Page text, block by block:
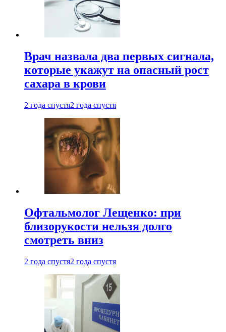
Врач назвала два первых сигнала,
которые укажут на опасный рост
сахара в крови
2 года спустя2 года спустя
Офтальмолог Лещенко: при
близорукости нельзя долго
смотреть вниз
2 года спустя2 года спустя